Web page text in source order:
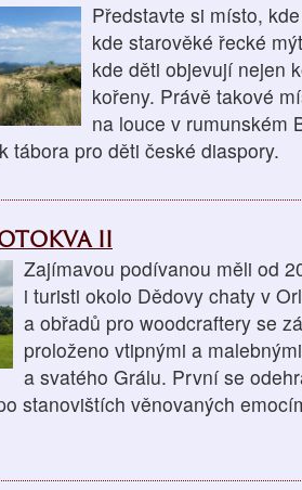
Představte si místo,
kde starověké řecké
kde děti objevují nejen
kořeny. Právě takové
na louce v rumunském
tábora pro děti české diaspory.
II
Zajímavou podívanou měli od
i turisti okolo Dědovy chaty v
a obřadů pro woodcraftery se
proloženo vtipnými a
a svatého Grálu. První se
stanovištích věnovaných